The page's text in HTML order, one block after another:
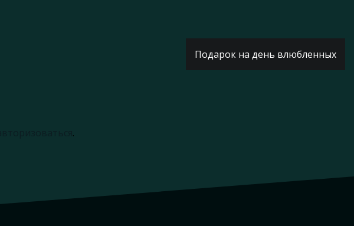
Подарок на день влюбленных
.